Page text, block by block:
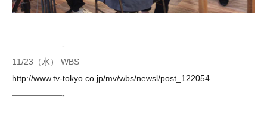
——————-
11/23（水） WBS
http://www.tv-tokyo.co.jp/mv/wbs/newsl/post_122054
——————-